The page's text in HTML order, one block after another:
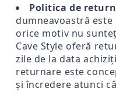
Politica de
dumneavoastră
orice motiv nu
Cave Style oferă
zile de la data
returnare este
și încredere atunci